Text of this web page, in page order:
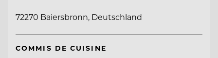
72270 Baiersbronn, Deutschland
COMMIS DE CUISINE